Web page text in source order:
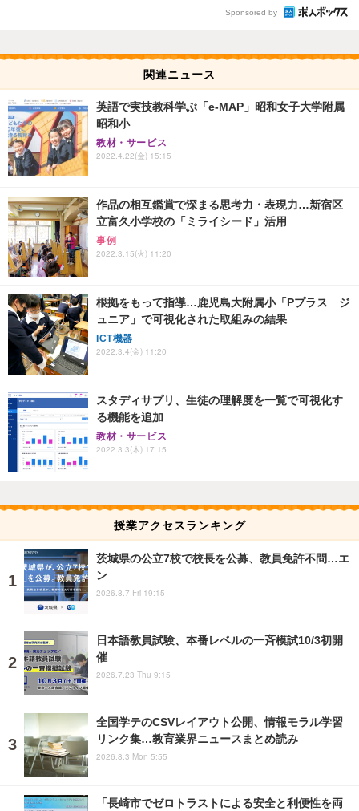
Sponsored by
関連ニュース
英語で実技教科学ぶ「e-MAP」昭和女子大学附属
昭和小
教材・サービス
2022.4.22(金) 15:15
作品の相互鑑賞で深まる思考力・表現力…新宿区
立富久小学校の「ミライシード」活用
事例
2022.3.15(火) 11:20
根拠をもって指導…鹿児島大附属小「Pプラス ジ
ュニア」で可視化された取組みの結果
ICT機器
2022.3.4(金) 11:20
スタディサプリ、生徒の理解度を一覧で可視化す
る機能を追加
教材・サービス
2022.3.3(木) 17:15
授業アクセスランキング
茨城県の公立7校で校長を公募、教員免許不問…エ
ン
2026.8.7 Fri 19:15
日本語教員試験、本番レベルの一斉模試10/3初開
催
2026.7.23 Thu 9:15
全国学テのCSVレイアウト公開、情報モラル学習
リンク集…教育業界ニュースまとめ読み
2026.8.3 Mon 5:55
「長崎市でゼロトラストによる安全と利便性を両